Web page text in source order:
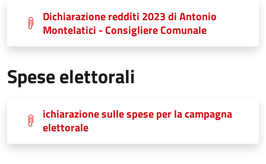
Dichiarazione redditi 2023 di Antonio
Montelatici - Consigliere Comunale
Spese elettorali
ichiarazione sulle spese per la campagna
elettorale